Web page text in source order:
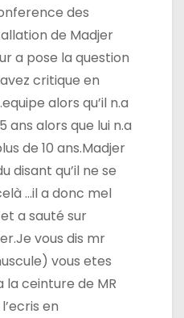
des
de Madjer
a pose la question
critique en
alors qu’il n.a
alors que lui n.a
de 10 ans.Madjer
disant qu’il ne se
…il a donc mel
a sauté sur
vous dis mr
vous etes
ceinture de MR
en